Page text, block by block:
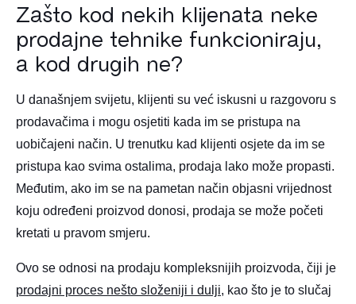
Zašto kod nekih klijenata neke
prodajne tehnike funkcioniraju,
a kod drugih ne?
U današnjem svijetu, klijenti su već iskusni u razgovoru s
prodavačima i mogu osjetiti kada im se pristupa na
uobičajeni način. U trenutku kad klijenti osjete da im se
pristupa kao svima ostalima, prodaja lako može propasti.
Međutim, ako im se na pametan način objasni vrijednost
koju određeni proizvod donosi, prodaja se može početi
kretati u pravom smjeru.
Ovo se odnosi na prodaju kompleksnijih proizvoda, čiji je
prodajni proces nešto složeniji i dulji, kao što je to slučaj